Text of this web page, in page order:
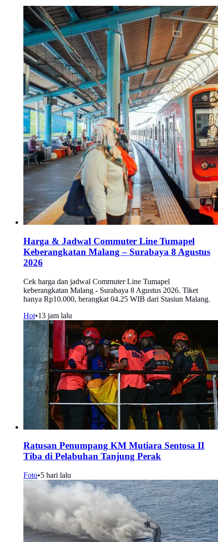
Harga & Jadwal Commuter Line Tumapel
Keberangkatan Malang – Surabaya 8 Agustus
2026
Cek harga dan jadwal Commuter Line Tumapel
keberangkatan Malang - Surabaya 8 Agustus 2026. Tiket
hanya Rp10.000, berangkat 04.25 WIB dari Stasiun Malang.
Hot•13 jam lalu
Ratusan Penumpang KM Mutiara Sentosa II
Tiba di Pelabuhan Tanjung Perak
Foto•5 hari lalu